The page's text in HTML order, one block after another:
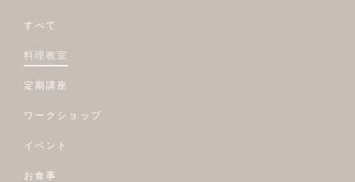
すべて
料理教室
定期講座
ワークショップ
イベント
お食事